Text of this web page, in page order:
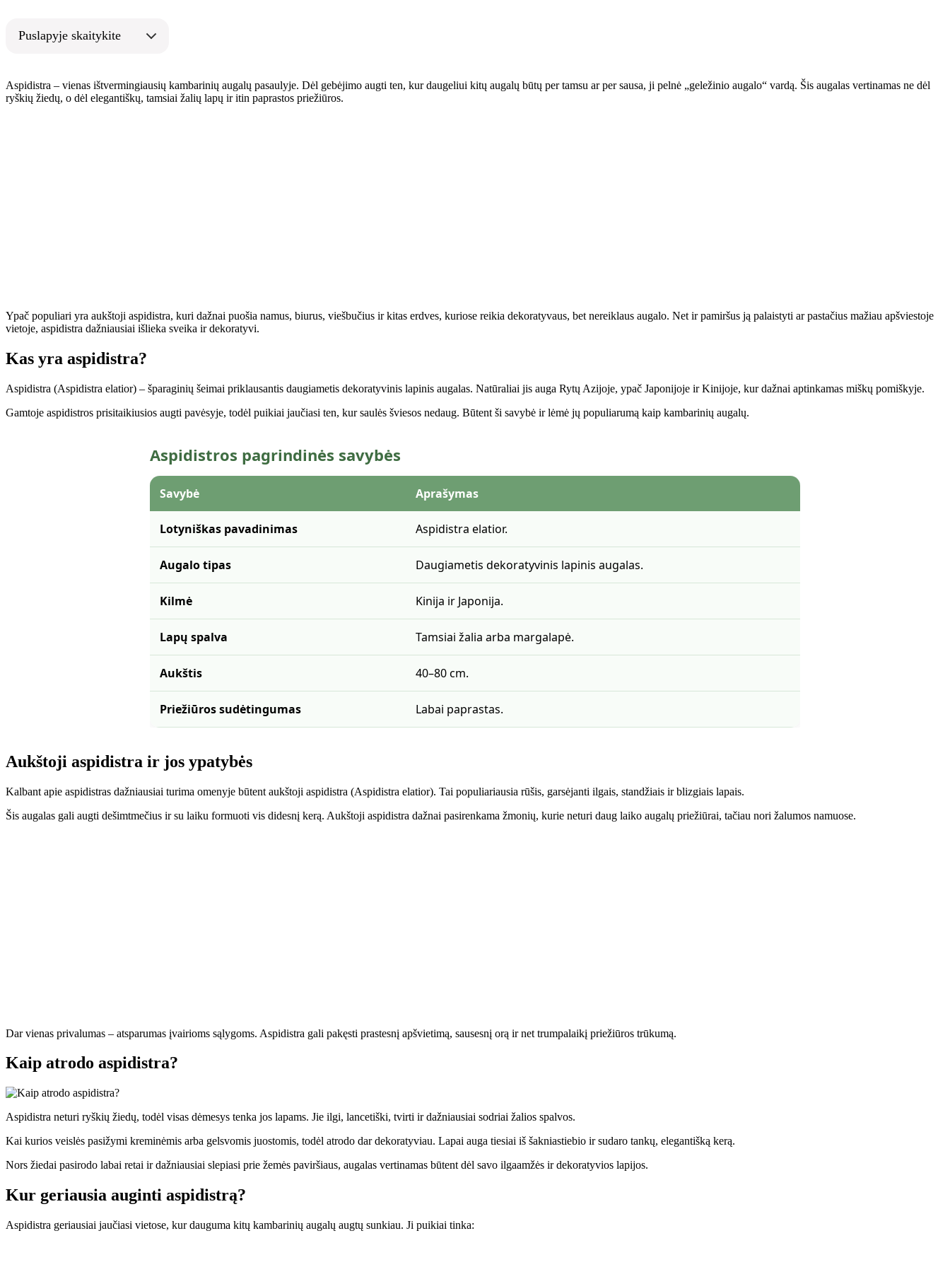
Puslapyje skaitykite
Aspidistra – vienas ištvermingiausių kambarinių augalų pasaulyje. Dėl gebėjimo augti ten, kur daugeliui kitų augalų būtų per tamsu ar per sausa, ji pelnė „geležinio augalo“ vardą. Šis augalas vertinamas ne dėl
ryškių žiedų, o dėl elegantiškų, tamsiai žalių lapų ir itin paprastos priežiūros.
Ypač populiari yra aukštoji aspidistra, kuri dažnai puošia namus, biurus, viešbučius ir kitas erdves, kuriose reikia dekoratyvaus, bet nereiklaus augalo. Net ir pamiršus ją palaistyti ar pastačius mažiau apšviestoje
vietoje, aspidistra dažniausiai išlieka sveika ir dekoratyvi.
Kas yra aspidistra?
Aspidistra (Aspidistra elatior) – šparaginių šeimai priklausantis daugiametis dekoratyvinis lapinis augalas. Natūraliai jis auga Rytų Azijoje, ypač Japonijoje ir Kinijoje, kur dažnai aptinkamas miškų pomiškyje.
Gamtoje aspidistros prisitaikiusios augti pavėsyje, todėl puikiai jaučiasi ten, kur saulės šviesos nedaug. Būtent ši savybė ir lėmė jų populiarumą kaip kambarinių augalų.
Aspidistros pagrindinės savybės
Savybė Aprašymas
Lotyniškas pavadinimas Aspidistra elatior.
Augalo tipas Daugiametis dekoratyvinis lapinis augalas.
Kilmė Kinija ir Japonija.
Lapų spalva Tamsiai žalia arba margalapė.
Aukštis 40–80 cm.
Priežiūros sudėtingumas Labai paprastas.
Aukštoji aspidistra ir jos ypatybės
Kalbant apie aspidistras dažniausiai turima omenyje būtent aukštoji aspidistra (Aspidistra elatior). Tai populiariausia rūšis, garsėjanti ilgais, standžiais ir blizgiais lapais.
Šis augalas gali augti dešimtmečius ir su laiku formuoti vis didesnį kerą. Aukštoji aspidistra dažnai pasirenkama žmonių, kurie neturi daug laiko augalų priežiūrai, tačiau nori žalumos namuose.
Dar vienas privalumas – atsparumas įvairioms sąlygoms. Aspidistra gali pakęsti prastesnį apšvietimą, sausesnį orą ir net trumpalaikį priežiūros trūkumą.
Kaip atrodo aspidistra?
Aspidistra neturi ryškių žiedų, todėl visas dėmesys tenka jos lapams. Jie ilgi, lancetiški, tvirti ir dažniausiai sodriai žalios spalvos.
Kai kurios veislės pasižymi kreminėmis arba gelsvomis juostomis, todėl atrodo dar dekoratyviau. Lapai auga tiesiai iš šakniastiebio ir sudaro tankų, elegantišką kerą.
Nors žiedai pasirodo labai retai ir dažniausiai slepiasi prie žemės paviršiaus, augalas vertinamas būtent dėl savo ilgaamžės ir dekoratyvios lapijos.
Kur geriausia auginti aspidistrą?
Aspidistra geriausiai jaučiasi vietose, kur dauguma kitų kambarinių augalų augtų sunkiau. Ji puikiai tinka: